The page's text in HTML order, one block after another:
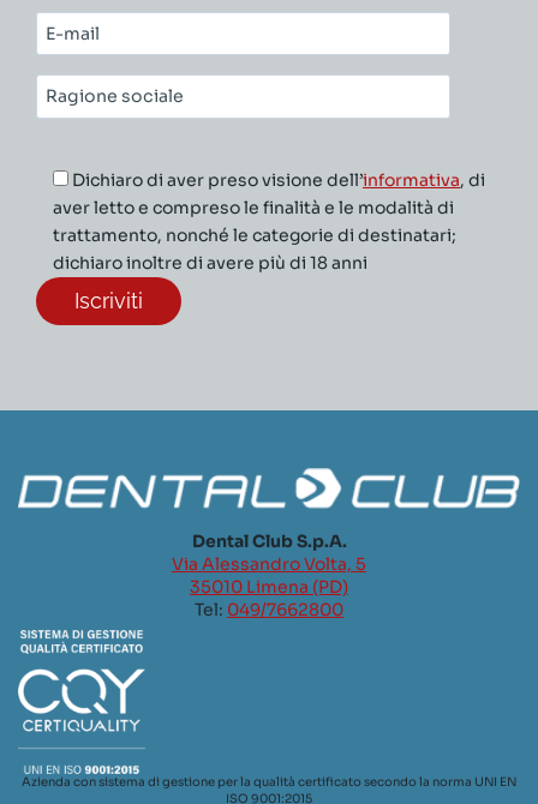
cognome*
E-
mail*
Ragione
sociale*
Dichiaro di aver preso visione dell’informativa, di
aver letto e compreso le finalità e le modalità di
trattamento, nonché le categorie di destinatari;
dichiaro inoltre di avere più di 18 anni
Dental Club S.p.A.
Via Alessandro Volta, 5
35010 Limena (PD)
Tel: 049/7662800
Azienda con sistema di gestione per la qualità certificato secondo la norma UNI EN
ISO 9001:2015